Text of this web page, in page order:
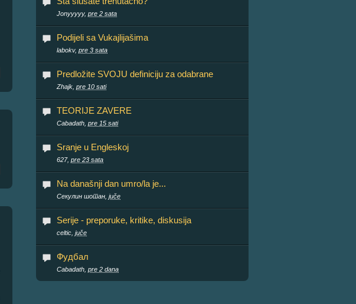
Jonyyyyy, pre 2 sata
Podijeli sa Vukajlijašima
labokv, pre 3 sata
Predložite SVOJU definiciju za odabrane
Zhajk, pre 10 sati
TEORIJE ZAVERE
Cabadath, pre 15 sati
Sranje u Engleskoj
627, pre 23 sata
Na današnji dan umro/la je...
Секулин шотан, juče
Serije - preporuke, kritike, diskusija
celtic, juče
Фудбал
Cabadath, pre 2 dana